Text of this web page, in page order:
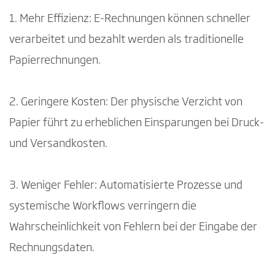
1. Mehr Effizienz: E-Rechnungen können schneller
verarbeitet und bezahlt werden als traditionelle
Papierrechnungen.
2. Geringere Kosten: Der physische Verzicht von
Papier führt zu erheblichen Einsparungen bei Druck-
und Versandkosten.
3. Weniger Fehler: Automatisierte Prozesse und
systemische Workflows verringern die
Wahrscheinlichkeit von Fehlern bei der Eingabe der
Rechnungsdaten.